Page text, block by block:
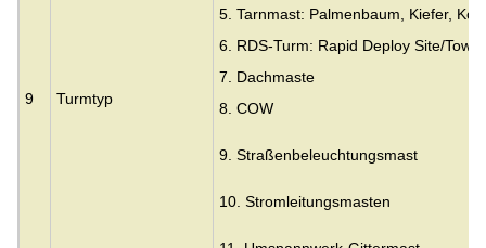
9 Turmtyp
5. Tarnmast: Palmenbaum, Kiefer,
6. RDS-Turm: Rapid Deploy Site/Tower
7. Dachmaste
8. COW
9. Straßenbeleuchtungsmast
10. Stromleitungsmasten